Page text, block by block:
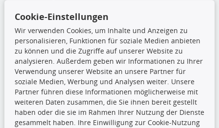
Kupplungssatz
Radlager
Stoßdämpfer
TecDoc Inside
Cookie-Einstellungen
Wir verwenden Cookies, um Inhalte und Anzeigen zu
personalisieren, Funktionen für soziale Medien anbieten
zu können und die Zugriffe auf unserer Website zu
analysieren. Außerdem geben wir Informationen zu Ihrer
Verwendung unserer Website an unsere Partner für
soziale Medien, Werbung und Analysen weiter. Unsere
Partner führen diese Informationen möglicherweise mit
weiteren Daten zusammen, die Sie ihnen bereit gestellt
haben oder die sie im Rahmen Ihrer Nutzung der Dienste
gesammelt haben. Ihre Einwilligung zur Cookie-Nutzung